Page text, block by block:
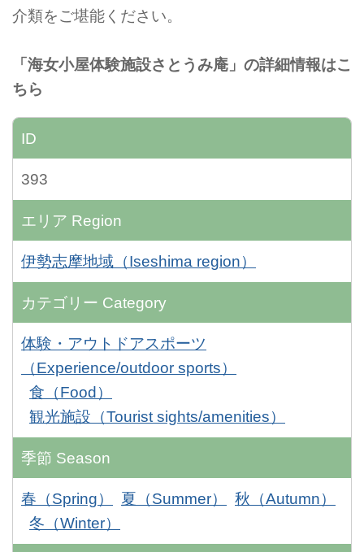
介類をご堪能ください。
「海女小屋体験施設さとうみ庵」の詳細情報はこ
ちら
ID
393
エリア Region
伊勢志摩地域（Iseshima region）
カテゴリー Category
体験・アウトドアスポーツ
（Experience/outdoor sports）
食（Food）
観光施設（Tourist sights/amenities）
季節 Season
春（Spring） 夏（Summer）
秋（Autumn）
冬（Winter）